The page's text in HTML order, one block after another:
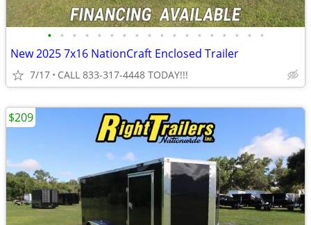
• • • • • • • • • • • • • • • • • •
New 2025 7x16 NationCraft Enclosed Trailer
7/17 CALL 833-317-4448 TODAY!!!
$209